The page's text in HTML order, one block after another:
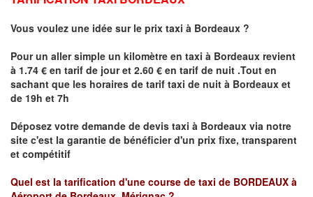
Vous voulez une idée sur le prix taxi à Bordeaux ?
Pour un aller simple un kilomètre en taxi à Bordeaux revient
à 1.74 € en tarif de jour et 2.60 € en tarif de nuit .Tout en
sachant que les horaires de tarif taxi de nuit à Bordeaux et
de 19h et 7h
Déposez votre demande de devis taxi à Bordeaux via notre
site c'est la garantie de bénéficier d'un prix fixe, transparent
et compétitif
Quel est la tarification d'une course de taxi de BORDEAUX à